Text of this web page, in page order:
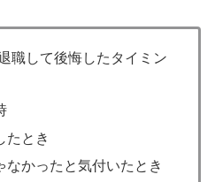
職して後悔したタイミン
たとき
なかったと気付いたとき